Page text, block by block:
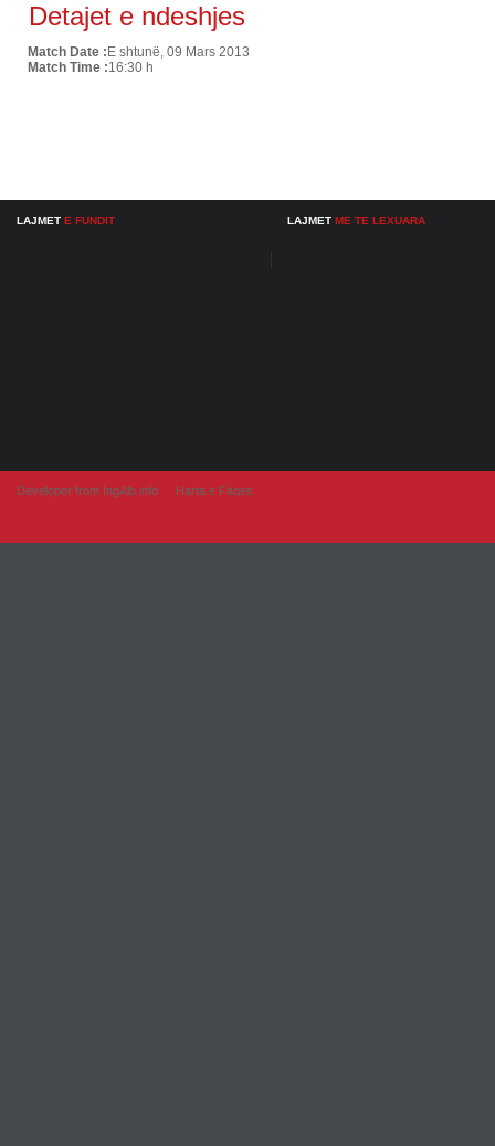
Detajet e ndeshjes
Match Date : E shtunë, 09 Mars 2013
Match Time :16:30 h
LAJMET E FUNDIT LAJMET ME TE LEXUARA
Developer from IngAlb.info Harta e Faqes